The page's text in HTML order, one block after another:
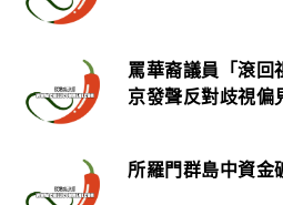
罵華裔議員「滾回
京發聲反對歧視偏
所羅門群島中資金